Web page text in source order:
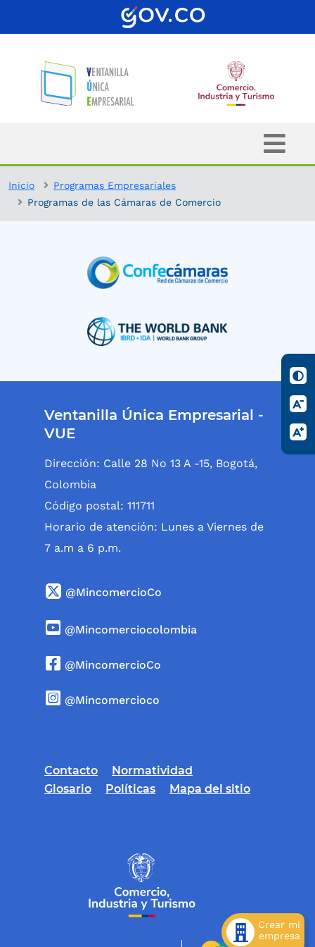
Inicio
Programas Empresariales
Programas de las Cámaras de Comercio
Ventanilla Única Empresarial -
VUE
Dirección: Calle 28 No 13 A -15, Bogotá,
Colombia
Código postal: 111711
Horario de atención: Lunes a Viernes de
7 a.m a 6 p.m.
@MincomercioCo
@Mincomerciocolombia
@MincomercioCo
@Mincomercioco
Contacto
Normatividad
Glosario
Políticas Mapa del sitio